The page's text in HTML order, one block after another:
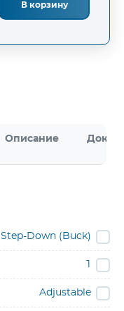
В корзину
Описание
Step-Down (Buck)
Adjustable